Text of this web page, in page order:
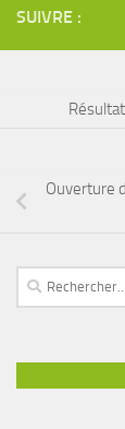
SUIVRE :
Ouverture